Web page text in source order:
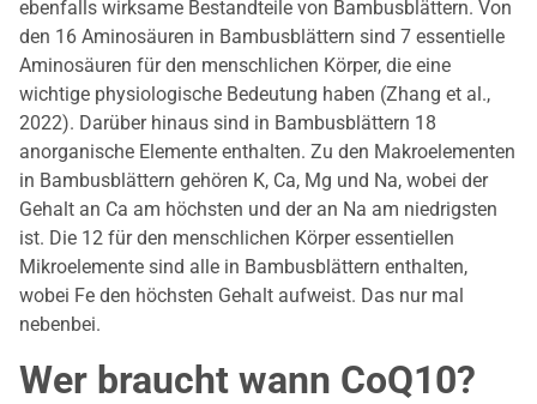
ebenfalls wirksame Bestandteile von Bambusblättern. Von
den 16 Aminosäuren in Bambusblättern sind 7 essentielle
Aminosäuren für den menschlichen Körper, die eine
wichtige physiologische Bedeutung haben (Zhang et al.,
2022). Darüber hinaus sind in Bambusblättern 18
anorganische Elemente enthalten. Zu den Makroelementen
in Bambusblättern gehören K, Ca, Mg und Na, wobei der
Gehalt an Ca am höchsten und der an Na am niedrigsten
ist. Die 12 für den menschlichen Körper essentiellen
Mikroelemente sind alle in Bambusblättern enthalten,
wobei Fe den höchsten Gehalt aufweist. Das nur mal
nebenbei.
Wer braucht wann CoQ10?